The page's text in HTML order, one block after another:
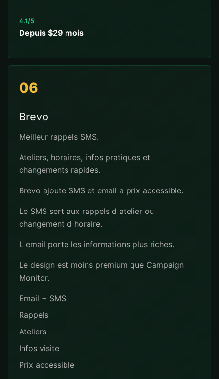
4.1/5
Depuis $29 mois
06
Brevo
Meilleur rappels SMS.
Ateliers, horaires, infos pratiques et
changements rapides.
Brevo ajoute SMS et email a prix accessible.
Le SMS sert aux rappels d atelier ou
changement d horaire.
L email porte les informations plus riches.
Le design est moins premium que Campaign
Monitor.
Email + SMS
Rappels
Ateliers
Infos visite
Prix accessible